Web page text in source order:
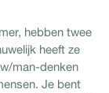
hebben twee
heeft ze
man-denken
Je bent